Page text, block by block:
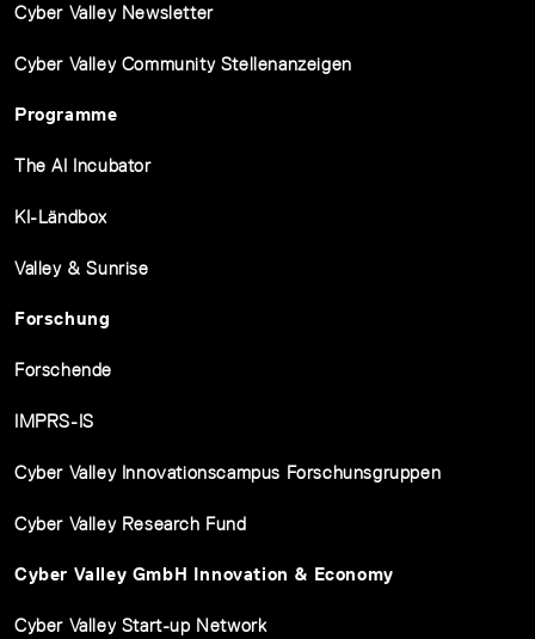
Cyber Valley Newsletter
Cyber Valley Community Stellenanzeigen
Programme
The AI Incubator
KI-Ländbox
Valley & Sunrise
Forschung
Forschende
IMPRS-IS
Cyber Valley Innovationscampus Forschunsgruppen
Cyber Valley Research Fund
Cyber Valley GmbH Innovation & Economy
Cyber Valley Start-up Network